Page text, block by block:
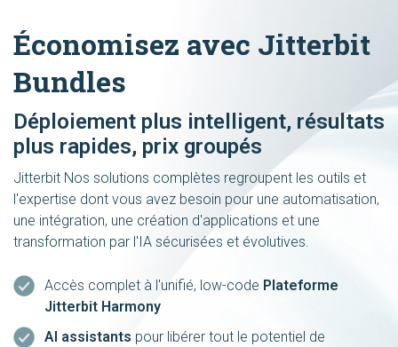
Économisez avec Jitterbit
Bundles
Déploiement plus intelligent, résultats
plus rapides, prix groupés
Jitterbit Nos solutions complètes regroupent les outils et
l'expertise dont vous avez besoin pour une automatisation,
une intégration, une création d'applications et une
transformation par l'IA sécurisées et évolutives.
Accès complet à l'unifié, low-code Plateforme
Jitterbit Harmony
AI assistants pour libérer tout le potentiel de